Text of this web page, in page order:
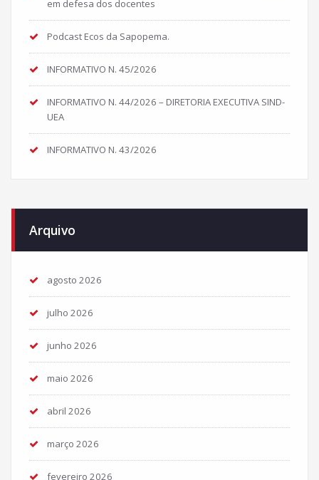
em defesa dos docentes
Podcast Ecos da Sapopema.
INFORMATIVO N. 45/2026
INFORMATIVO N. 44/2026 – DIRETORIA EXECUTIVA SIND-
UEA
INFORMATIVO N. 43/2026
Arquivo
agosto 2026
julho 2026
junho 2026
maio 2026
abril 2026
março 2026
fevereiro 2026